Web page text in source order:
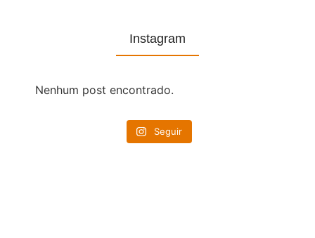
Instagram
Nenhum post encontrado.
Seguir